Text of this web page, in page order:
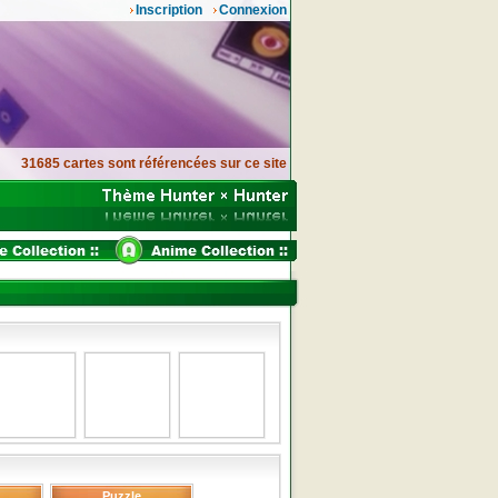
Connexion
Inscription
31685 cartes sont référencées sur ce site